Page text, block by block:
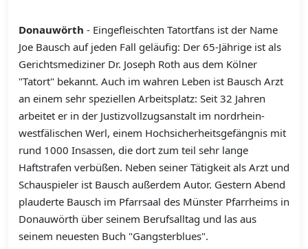
Donauwörth - Eingefleischten Tatortfans ist der Name
Joe Bausch auf jeden Fall geläufig: Der 65-Jährige ist als
Gerichtsmediziner Dr. Joseph Roth aus dem Kölner
"Tatort" bekannt. Auch im wahren Leben ist Bausch Arzt
an einem sehr speziellen Arbeitsplatz: Seit 32 Jahren
arbeitet er in der Justizvollzugsanstalt im nordrhein-
westfälischen Werl, einem Hochsicherheitsgefängnis mit
rund 1000 Insassen, die dort zum teil sehr lange
Haftstrafen verbüßen. Neben seiner Tätigkeit als Arzt und
Schauspieler ist Bausch außerdem Autor. Gestern Abend
plauderte Bausch im Pfarrsaal des Münster Pfarrheims in
Donauwörth über seinem Berufsalltag und las aus
seinem neuesten Buch "Gangsterblues".